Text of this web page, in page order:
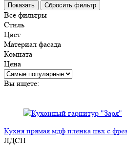
Все фильтры
Стиль
Цвет
Материал фасада
Комната
Цена
Вы ищете:
Кухня прямая мдф пленка пвх с
ЛДСП